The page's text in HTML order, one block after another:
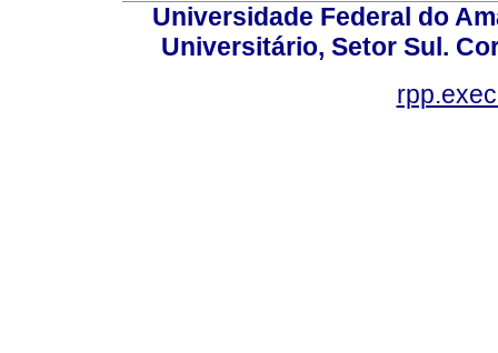
Universidade Federal do
Universitário, Setor Sul.